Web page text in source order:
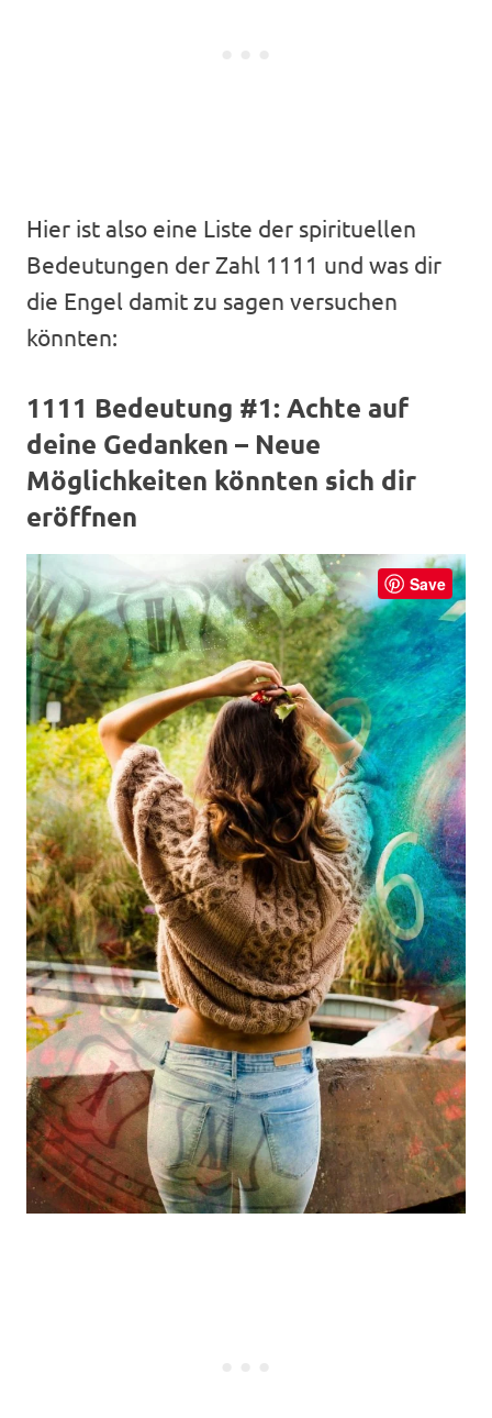
Hier ist also eine Liste der spirituellen
Bedeutungen der Zahl 1111 und was dir
die Engel damit zu sagen versuchen
könnten:
1111 Bedeutung #1: Achte auf
deine Gedanken – Neue
Möglichkeiten könnten sich dir
eröffnen
Save